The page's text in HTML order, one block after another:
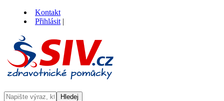
Kontakt
Přihlásit |